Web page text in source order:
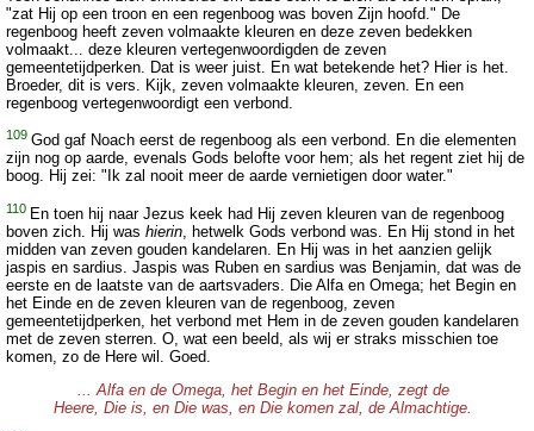
"zat Hij op een troon en een regenboog was boven Zijn hoofd." De
regenboog heeft zeven volmaakte kleuren en deze zeven bedekken
volmaakt... deze kleuren vertegenwoordigden de zeven
gemeentetijdperken. Dat is weer juist. En wat betekende het? Hier is het.
Broeder, dit is vers. Kijk, zeven volmaakte kleuren, zeven. En een
regenboog vertegenwoordigt een verbond.
109 God gaf Noach eerst de regenboog als een verbond. En die elementen
zijn nog op aarde, evenals Gods belofte voor hem; als het regent ziet hij de
boog. Hij zei: "Ik zal nooit meer de aarde vernietigen door water."
110 En toen hij naar Jezus keek had Hij zeven kleuren van de regenboog
boven zich. Hij was hierin, hetwelk Gods verbond was. En Hij stond in het
midden van zeven gouden kandelaren. En Hij was in het aanzien gelijk
jaspis en sardius. Jaspis was Ruben en sardius was Benjamin, dat was de
eerste en de laatste van de aartsvaders. Die Alfa en Omega; het Begin en
het Einde en de zeven kleuren van de regenboog, zeven
gemeentetijdperken, het verbond met Hem in de zeven gouden kandelaren
met de zeven sterren. O, wat een beeld, als wij er straks misschien toe
komen, zo de Here wil. Goed.
... Alfa en de Omega, het Begin en het Einde, zegt de
Heere, Die is, en Die was, en Die komen zal, de Almachtige.